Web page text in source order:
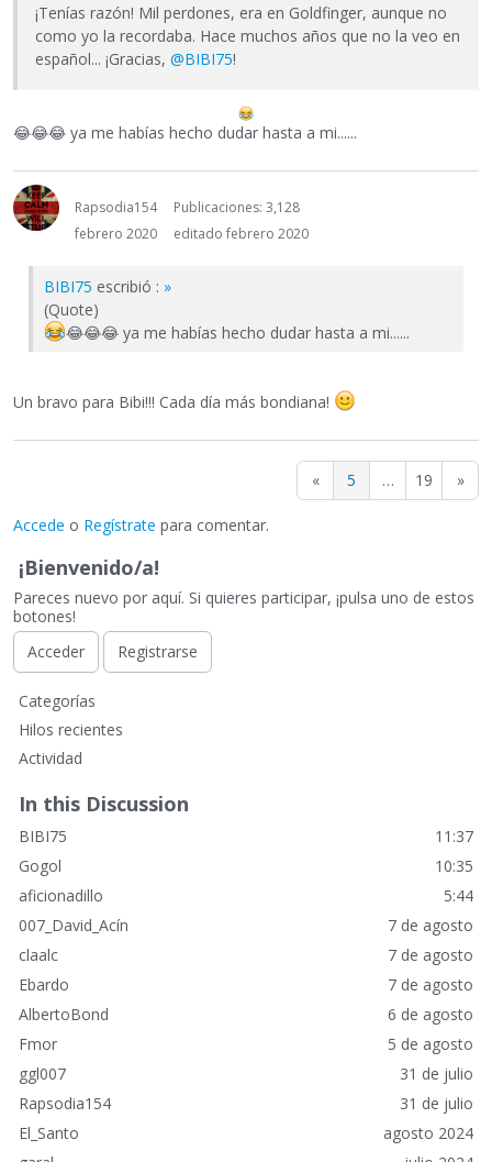
¡Tenías razón! Mil perdones, era en Goldfinger, aunque no
como yo la recordaba. Hace muchos años que no la veo en
español... ¡Gracias, @BIBI75!
😂😂😂 ya me habías hecho dudar hasta a mi......
Rapsodia154
Publicaciones: 3,128
febrero 2020
editado febrero 2020
BIBI75 escribió : »
(Quote)
😂😂😂 ya me habías hecho dudar hasta a mi......
Un bravo para Bibi!!! Cada día más bondiana!
« 5 … 19 »
Accede o Regístrate para comentar.
¡Bienvenido/a!
Pareces nuevo por aquí. Si quieres participar, ¡pulsa uno de estos
botones!
Acceder
Registrarse
E
n
a
c
e
s
r
á
p
d
o
s
Categorías
Hilos recientes
Actividad
In this Discussion
11:37
BIBI75
10:35
Gogol
5:44
aficionadillo
7 de agosto
007_David_Acín
7 de agosto
claalc
7 de agosto
Ebardo
6 de agosto
AlbertoBond
5 de agosto
Fmor
31 de julio
ggl007
31 de julio
Rapsodia154
agosto 2024
El_Santo